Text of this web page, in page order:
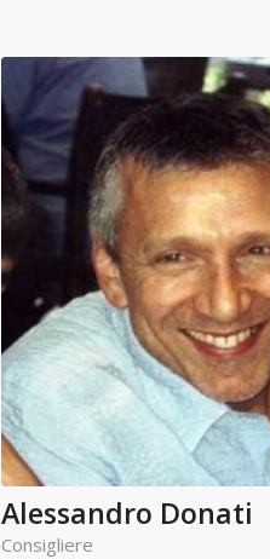
Alessandro Donati
Consigliere